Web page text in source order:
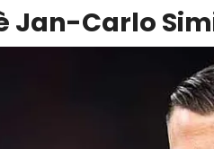
Jan-Carlo